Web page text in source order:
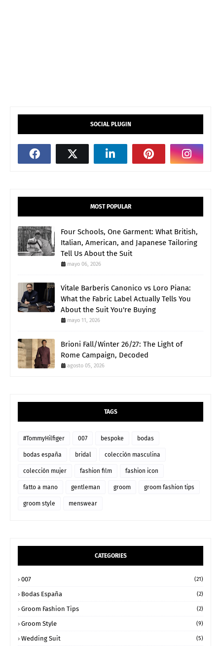
SOCIAL PLUGIN
MOST POPULAR
Four Schools, One Garment: What British,
Italian, American, and Japanese Tailoring
Tell Us About the Suit
mayo 06, 2026
Vitale Barberis Canonico vs Loro Piana:
What the Fabric Label Actually Tells You
About the Suit You're Buying
mayo 11, 2026
Brioni Fall/Winter 26/27: The Light of
Rome Campaign, Decoded
agosto 05, 2026
TAGS
#TommyHilfiger 007 bespoke bodas
bodas españa bridal colección masculina
colección mujer fashion film fashion icon
fatto a mano gentleman groom groom fashion tips
groom style menswear
CATEGORIES
007 (21)
Bodas España (2)
Groom Fashion Tips (2)
Groom Style (9)
Wedding Suit (5)